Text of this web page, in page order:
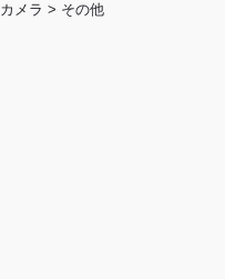
カメラ > その他